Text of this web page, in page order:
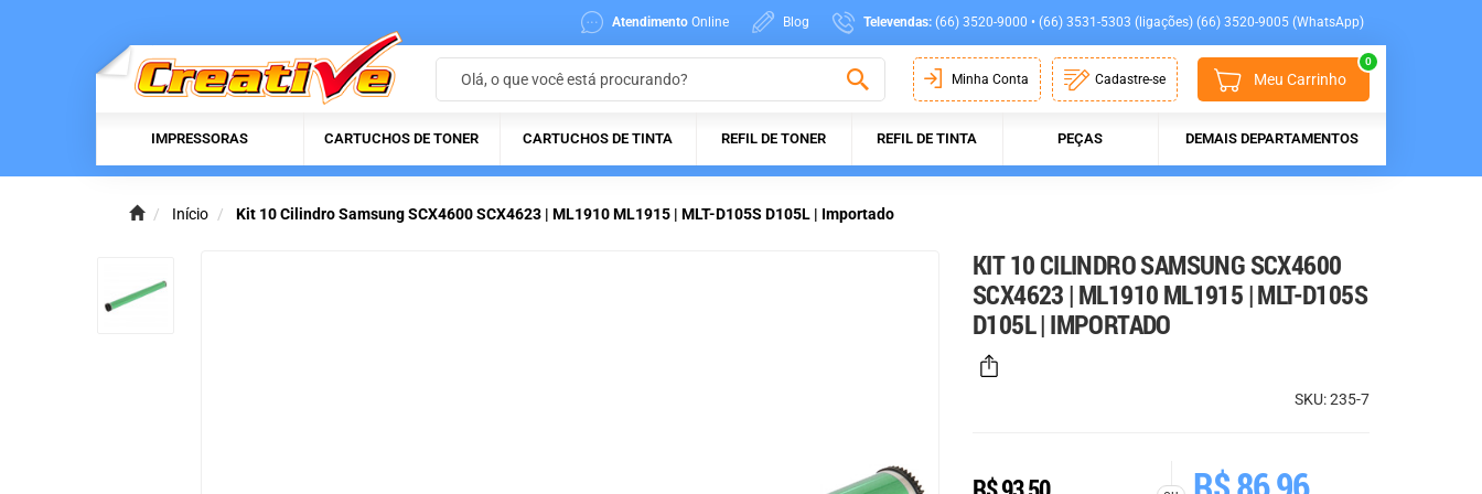
Atendimento Online Blog Televendas: (66) 3520-9000 • (66) 3531-5303 (ligações) (66) 3520-9005 (WhatsApp)
Minha Conta Cadastre-se Meu Carrinho
0
IMPRESSORAS CARTUCHOS DE TONER CARTUCHOS DE TINTA REFIL DE TONER REFIL DE TINTA PEÇAS DEMAIS DEPARTAMENTOS
Início Kit 10 Cilindro Samsung SCX4600 SCX4623 | ML1910 ML1915 | MLT-D105S D105L | Importado
KIT 10 CILINDRO SAMSUNG SCX4600
SCX4623 | ML1910 ML1915 | MLT-D105S
D105L | IMPORTADO
SKU: 235-7